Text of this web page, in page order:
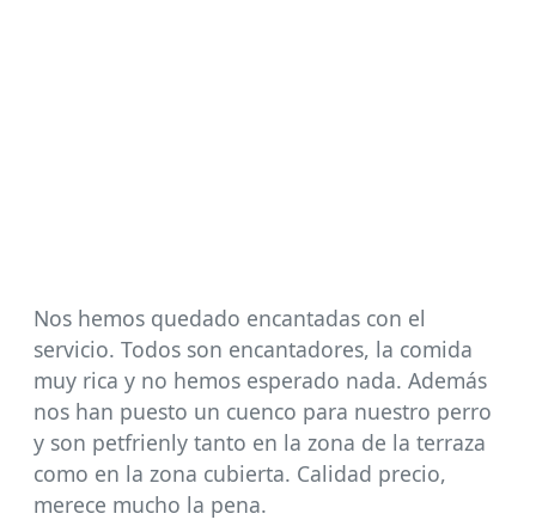
Nos hemos quedado encantadas con el
servicio. Todos son encantadores, la comida
muy rica y no hemos esperado nada. Además
nos han puesto un cuenco para nuestro perro
y son petfrienly tanto en la zona de la terraza
como en la zona cubierta. Calidad precio,
merece mucho la pena.